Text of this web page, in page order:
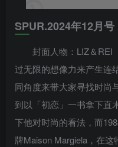
SPUR.2024年12月号
封面人物：LIZ＆REI
过无限的想像力来产生连
同角度来带大家寻找时尚
到以「初恋」一书拿下直
下他对时尚的看法，而
牌Maison Margiela，在